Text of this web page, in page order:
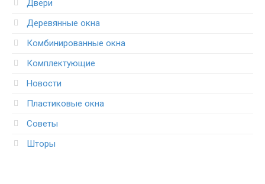
Двери
Деревянные окна
Комбинированные окна
Комплектующие
Новости
Пластиковые окна
Советы
Шторы